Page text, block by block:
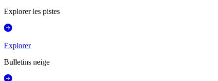
Explorer les pistes
Explorer
Bulletins neige